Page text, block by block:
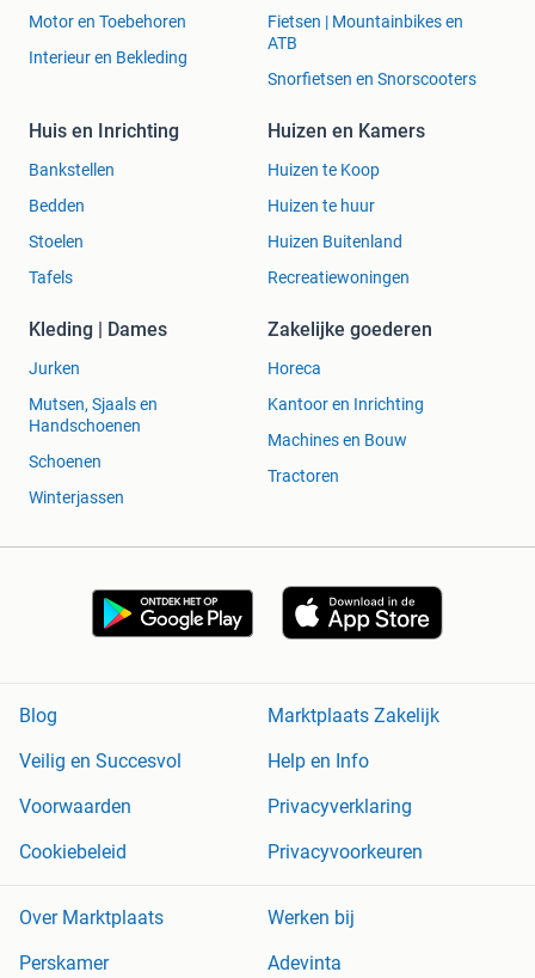
Motor en Toebehoren
Interieur en Bekleding
Fietsen | Mountainbikes en
ATB
Snorfietsen en Snorscooters
Huis en Inrichting
Bankstellen
Bedden
Stoelen
Tafels
Huizen en Kamers
Huizen te Koop
Huizen te huur
Huizen Buitenland
Recreatiewoningen
Kleding | Dames
Jurken
Mutsen, Sjaals en
Handschoenen
Schoenen
Winterjassen
Zakelijke goederen
Horeca
Kantoor en Inrichting
Machines en Bouw
Tractoren
Blog
Marktplaats Zakelijk
Veilig en Succesvol
Help en Info
Voorwaarden
Privacyverklaring
Cookiebeleid
Privacyvoorkeuren
Over Marktplaats
Werken bij
Perskamer
Adevinta